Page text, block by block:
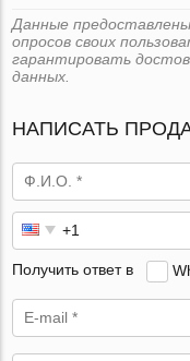
Данные
опросов своих
гарантировать
данных.
НАПИСАТЬ
Получить ответ в